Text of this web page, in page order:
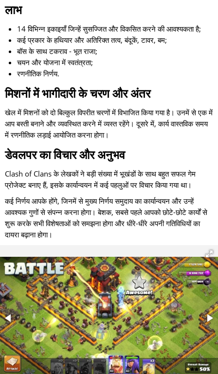
लाभ
14 विभिन्न इकाइयाँ जिन्हें सुसज्जित और विकसित करने की आवश्यकता है;
कई प्रकार के हथियार और अतिरिक्त तत्व, बंदूकें, टावर, बम;
बॉस के साथ टकराव - भूत राजा;
चयन और योजना में स्वतंत्रता;
रणनीतिक निर्णय.
मिशनों में भागीदारी के चरण और अंतर
खेल में मिशनों को दो बिल्कुल विपरीत चरणों में विभाजित किया गया है। उनमें से एक में
आप बस्ती बनाने और व्यवस्थित करने में व्यस्त रहेंगे। दूसरे में, कार्य वास्तविक समय
में रणनीतिक लड़ाई आयोजित करना होगा।
डेवलपर का विचार और अनुभव
Clash of Clansके लेखकों ने बड़ी संख्या में भूखंडों के साथ बहुत सफल गेम
प्रोजेक्ट बनाए हैं, इसके कार्यान्वयन में कई पहलुओं पर विचार किया गया था।
कई निर्णय आपके होंगे, जिनमें से मुख्य निर्णय समुदाय का कार्यान्वयन और उन्हें
आवश्यक गुणों से संपन्न करना होगा। बेशक, सबसे पहले आपको छोटे-छोटे कार्यों से
शुरू करके सभी विशेषताओं को समझना होगा और धीरे-धीरे अपनी गतिविधियों का
दायरा बढ़ाना होगा।